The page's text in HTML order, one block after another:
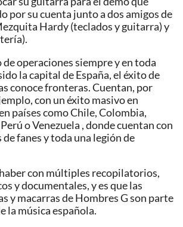
por su cuenta junto a dos amigos de
Hardy (teclados y guitarra) y
operaciones siempre y en toda
la capital de España, el éxito de
conoce fronteras. Cuentan, por
con un éxito masivo en
países como Chile, Colombia,
o Venezuela , donde cuentan con
fanes y toda una legión de
con múltiples recopilatorios,
y documentales, y es que las
y macarras de Hombres G son parte
la música española.